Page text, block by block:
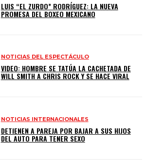
LUIS “EL ZURDO” RODRÍGUEZ: LA NUEVA
PROMESA DEL BOXEO MEXICANO
NOTICIAS DEL ESPECTÁCULO
VIDEO: HOMBRE SE TATÚA LA CACHETADA DE
WILL SMITH A CHRIS ROCK Y SE HACE VIRAL
NOTICIAS INTERNACIONALES
DETIENEN A PAREJA POR BAJAR A SUS HIJOS
DEL AUTO PARA TENER SEXO